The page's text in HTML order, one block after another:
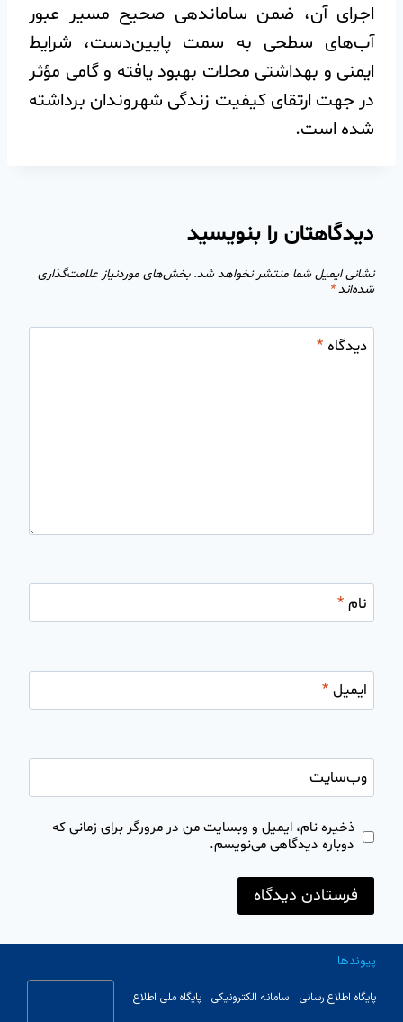
اجرای آن، ضمن ساماندهی صحیح مسیر عبور
آب‌های سطحی به سمت پایین‌دست، شرایط
ایمنی و بهداشتی محلات بهبود یافته و گامی مؤثر
در جهت ارتقای کیفیت زندگی شهروندان برداشته
شده است.
دیدگاهتان را بنویسید
نشانی ایمیل شما منتشر نخواهد شد. بخش‌های موردنیاز علامت‌گذاری
شده‌اند*
دیدگاه*
نام*
ایمیل*
وب‌سایت
ذخیره نام، ایمیل و وبسایت من در مرورگر برای زمانی که
دوباره دیدگاهی می‌نویسم.
پیوندها
پایگاه اطلاع رسانی سامانه الکترونیکی پایگاه ملی اطلاع